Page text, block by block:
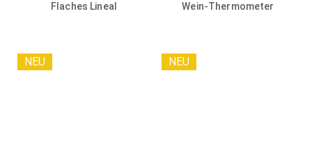
Flaches Lineal Wein-Thermometer
NEU NEU